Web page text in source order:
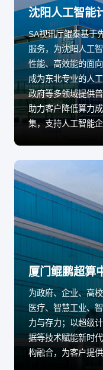
沈阳人工智能
SA视讯厅鲲泰基于
服务，为沈阳人工
性能、高效能的面
成为东北专业的人
政府等多领域提供
助力客户降低算力
集，支持人工智能企
厦门鲲鹏超算
为政府、企业、高
医疗、智慧工业、
力与存力；以超级
据等技术赋能新时
构融合，为客户提供